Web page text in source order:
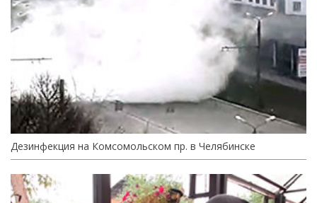
Дезинфекция на Комсомольском пр. в Челябинске